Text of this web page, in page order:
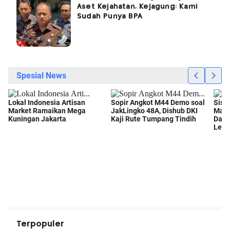
Aset Kejahatan, Kejagung: Kami
Sudah Punya BPA
Terpopuler